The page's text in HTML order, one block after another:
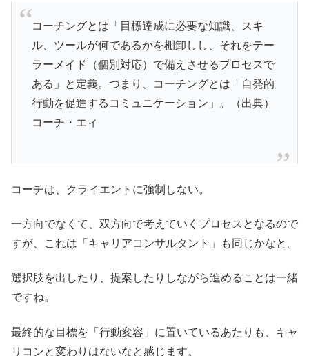
コーチングとは「目標達成に必要な知識、スキ
ル、ツールが何であるかを棚卸しし、それをテー
ラーメイド（個別対応）で備えさせるプロセスで
ある」と定義。つまり、コーチングとは「自発的
行動を促進するコミュニケーション」。（出典）
コーチ・エィ
コーチは、クライエントに強制しない。
一方向でなくて、双方向で考えていくプロセスとなるので
すが、これは「キャリアコンサルタント」も同じかなと。
選択肢を出したり、提案したりしながら進めることは一緒
ですね。
最終的な目標を「行動変容」に置いているあたりも、キャ
リコンと変わりはないなと感じます。